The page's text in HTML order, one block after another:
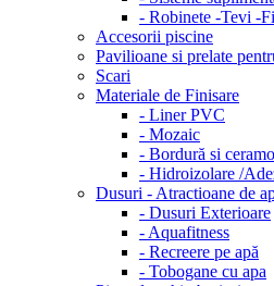
- Robinete -Tevi -
Accesorii piscine
Pavilioane si prelate
Scari
Materiale de Finisare
- Liner PVC
- Mozaic
- Bordură si
- Hidroizolare /
Dusuri - Atractioane de
- Dusuri Exterioare
- Aquafitness
- Recreere pe apă
- Tobogane cu apa